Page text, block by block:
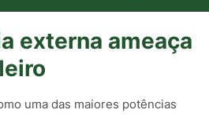
externa ameaça
uma das maiores potências